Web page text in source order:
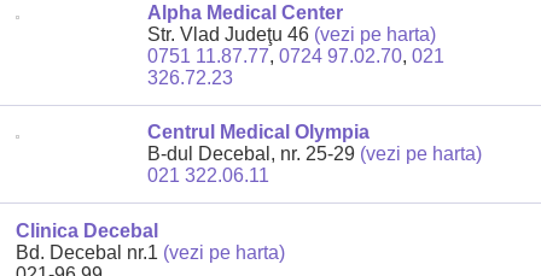
Alpha Medical Center
Str. Vlad Judeţu 46 (vezi pe harta)
0751 11.87.77,0724 97.02.70,021
326.72.23
Centrul Medical Olympia
B-dul Decebal, nr. 25-29 (vezi pe harta)
021 322.06.11
Clinica Decebal
Bd. Decebal nr.1 (vezi pe harta)